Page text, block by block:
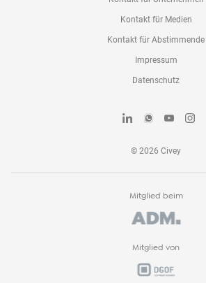
Kontakt für Medien
Kontakt für Abstimmende
Impressum
Datenschutz
© 2026 Civey
Mitglied beim
Mitglied von